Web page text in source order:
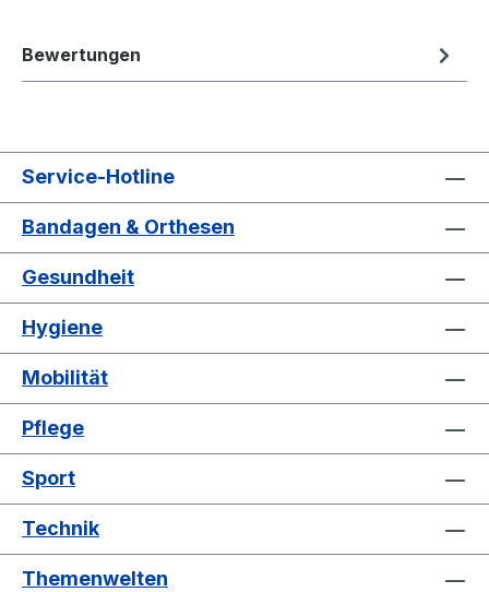
Bewertungen
Service-Hotline
Bandagen & Orthesen
Gesundheit
Hygiene
Mobilität
Pflege
Sport
Technik
Themenwelten